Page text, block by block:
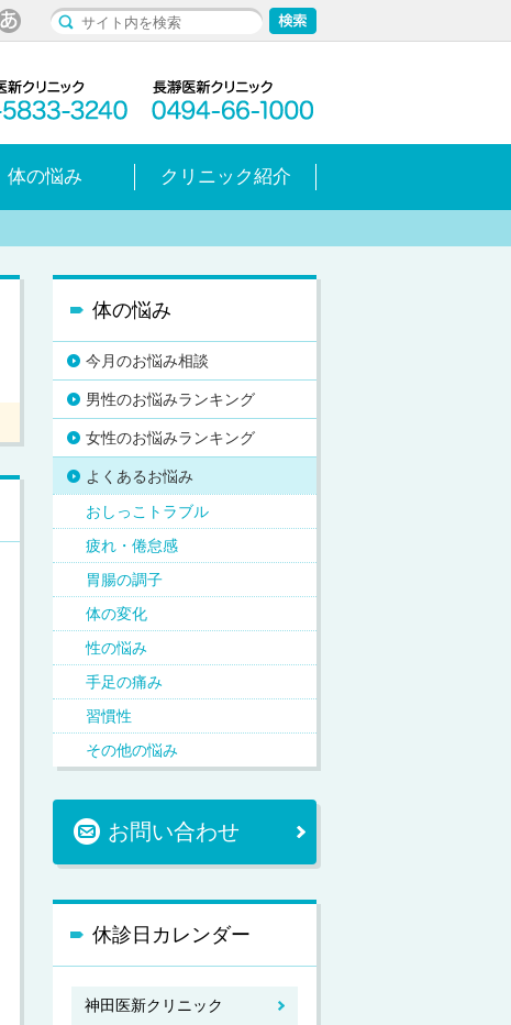
体の悩み クリニック紹介
体の悩み
今月のお悩み相談
男性のお悩みランキング
女性のお悩みランキング
よくあるお悩み
おしっこトラブル
疲れ・倦怠感
胃腸の調子
体の変化
性の悩み
手足の痛み
習慣性
その他の悩み
お問い合わせ
休診日カレンダー
神田医新クリニック